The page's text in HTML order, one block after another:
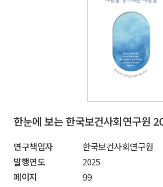
한눈에 보는 한국보건사회연구원
연구책임자
한국보건사회연구원
발행연도
2025
페이지
99